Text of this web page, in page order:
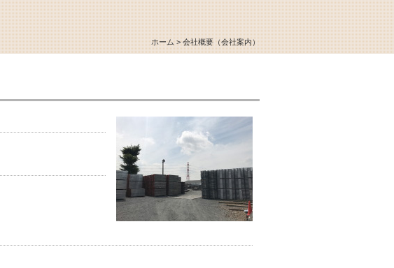
ホーム> 会社概要（会社案内）